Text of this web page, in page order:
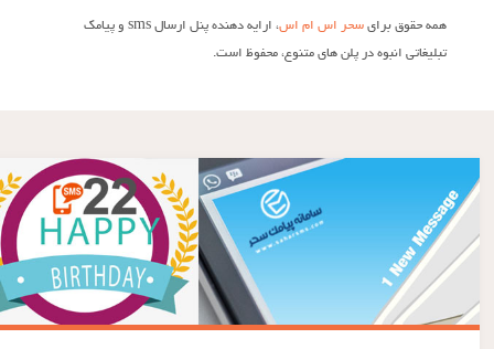
همه حقوق برایسحر اس ام اس
، ارایه دهنده پنل ارسال sms و پیامک
تبلیغاتی انبوه در پلن های متنوع، محفوظ است.